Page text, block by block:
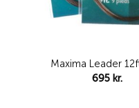
Maxima Leader
695kr.